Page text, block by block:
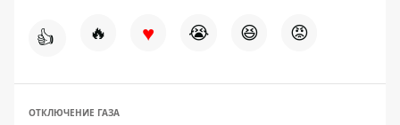
👍 🔥 ♥ 😭 😆 😡
ОТКЛЮЧЕНИЕ ГАЗА